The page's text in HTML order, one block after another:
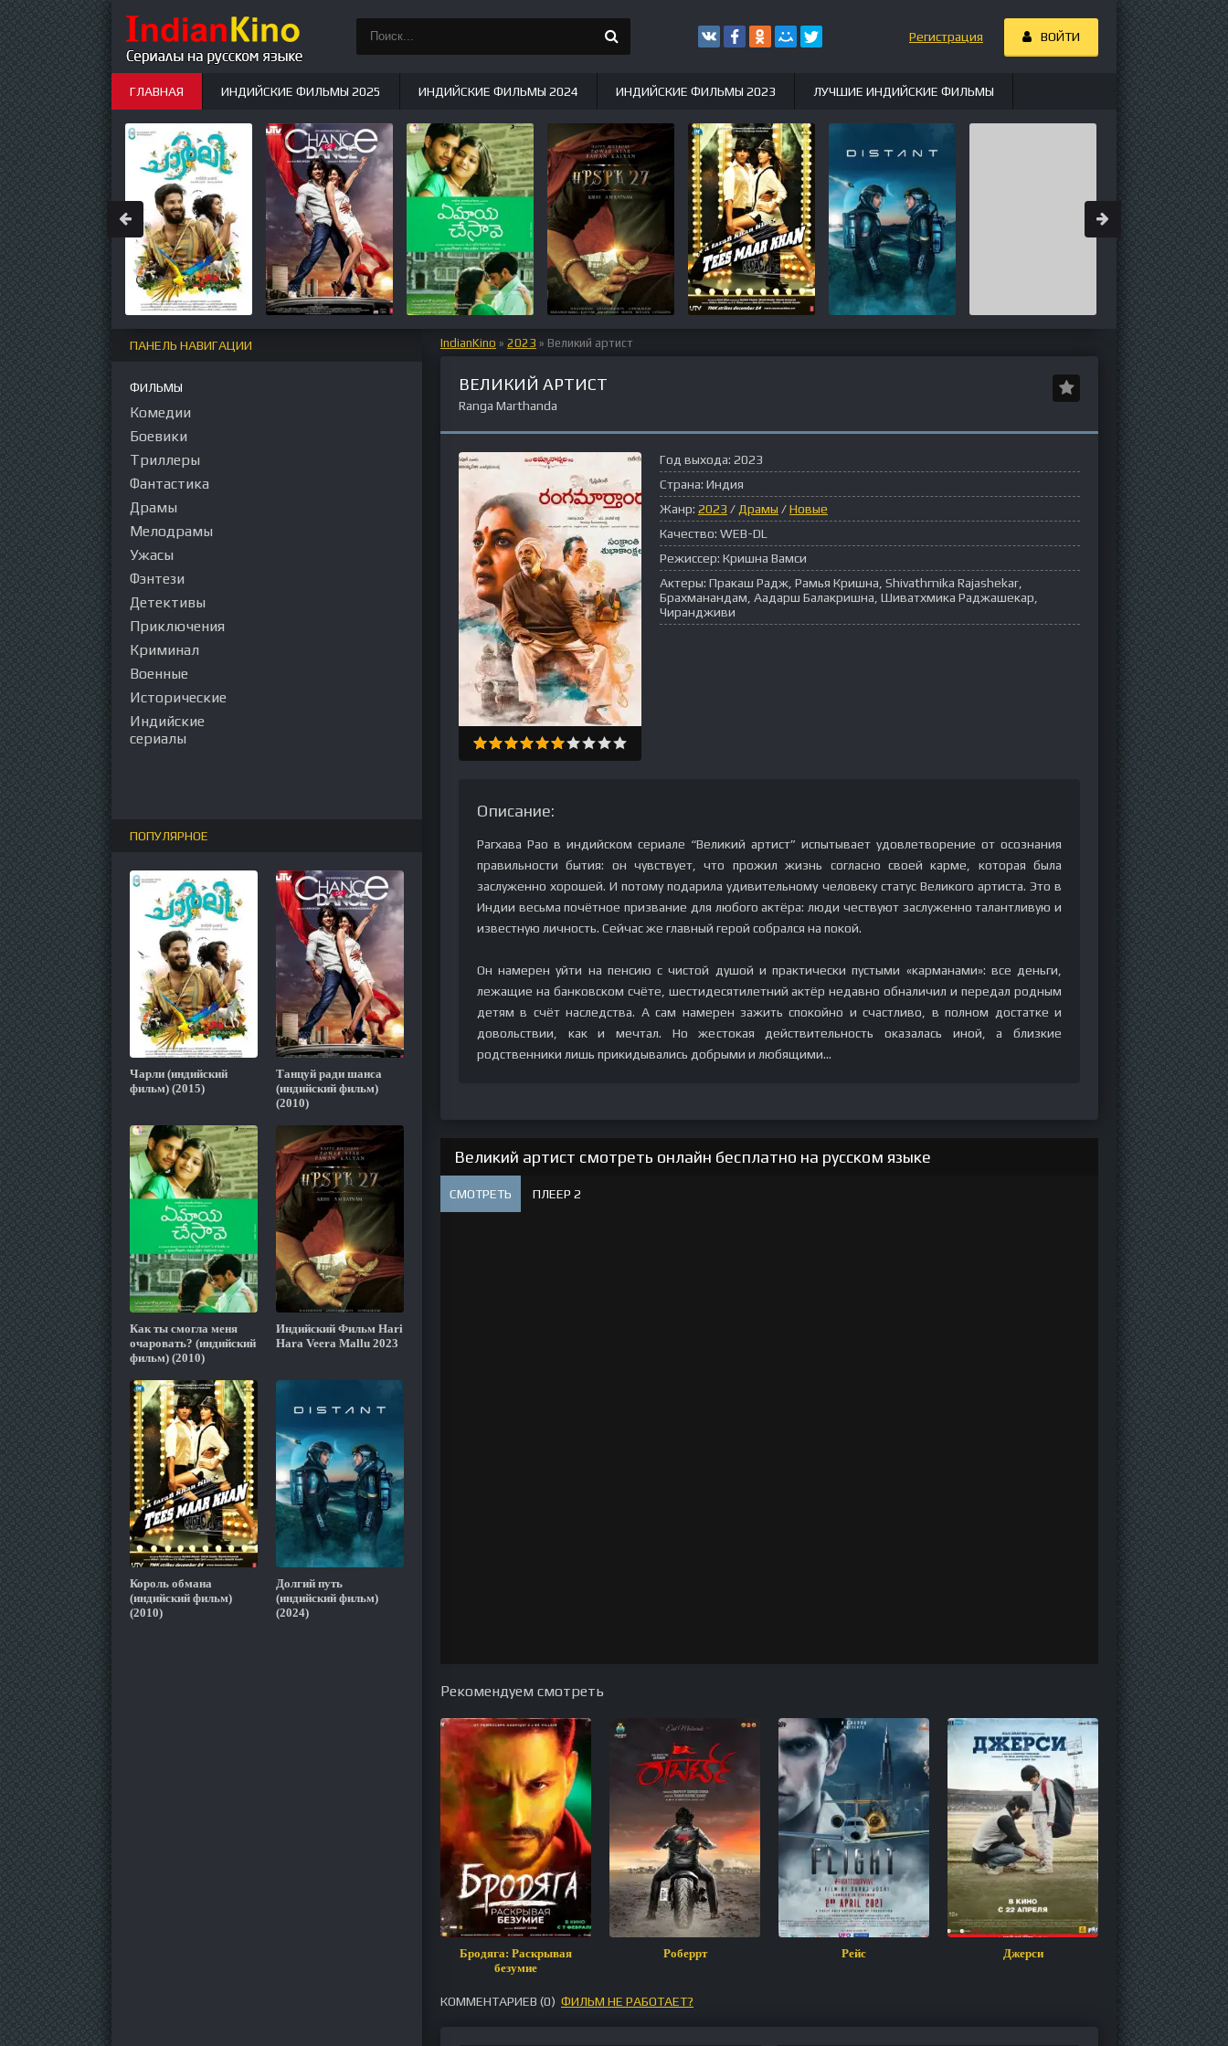
IndianKino » 2023 » Великий артист
ВЕЛИКИЙ АРТИСТ
Ranga Marthanda
Год выхода: 2023
Страна: Индия
Жанр: 2023 / Драмы /Новые
Качество: WEB-DL
Режиссер: Кришна Вамси
Актеры: Пракаш Радж, Рамья Кришна, Shivathmika Rajashekar,
Брахманандам, Аадарш Балакришна, Шиватхмика Раджашекар,
Чирандживи
Описание:
Рагхава Рао в индийском сериале “Великий артист” испытывает удовлетворение от осознания
правильности бытия: он чувствует, что прожил жизнь согласно своей карме, которая была
заслуженно хорошей. И потому подарила удивительному человеку статус Великого артиста. Это в
Индии весьма почётное призвание для любого актёра: люди чествуют заслуженно талантливую и
известную личность. Сейчас же главный герой собрался на покой.
Он намерен уйти на пенсию с чистой душой и практически пустыми «карманами»: все деньги,
лежащие на банковском счёте, шестидесятилетний актёр недавно обналичил и передал родным
детям в счёт наследства. А сам намерен зажить спокойно и счастливо, в полном достатке и
довольствии, как и мечтал. Но жестокая действительность оказалась иной, а близкие
родственники лишь прикидывались добрыми и любящими…
Великий артист смотреть онлайн бесплатно на русском языке
СМОТРЕТЬ ПЛЕЕР 2
Рекомендуем смотреть
Бродяга: Раскрывая
безумие
Роберрт Рейс Джерси
Индийский Фильм
2022
КОММЕНТАРИЕВ (0) ФИЛЬМ НЕ РАБОТАЕТ?
ПАНЕЛЬ НАВИГАЦИИ
ФИЛЬМЫ
Комедии
Боевики
Триллеры
Фантастика
Драмы
Мелодрамы
Ужасы
Фэнтези
Детективы
Приключения
Криминал
Военные
Исторические
Индийские
сериалы
ПОПУЛЯРНОЕ
Чарли (индийский
фильм) (2015)
Танцуй ради шанса
(индийский фильм)
(2010)
Как ты смогла меня
очаровать? (индийский
фильм) (2010)
Индийский Фильм Hari
Hara Veera Mallu 2023
Король обмана
(индийский фильм)
(2010)
Долгий путь
(индийский фильм)
(2024)
Регистрация ВОЙТИ
ГЛАВНАЯ ИНДИЙСКИЕ ФИЛЬМЫ 2025 ИНДИЙСКИЕ ФИЛЬМЫ 2024 ИНДИЙСКИЕ ФИЛЬМЫ 2023 ЛУЧШИЕ ИНДИЙСКИЕ ФИЛЬМЫ
ИНДИЙСКИЕ СЕРИАЛЫ НОВЫЕ